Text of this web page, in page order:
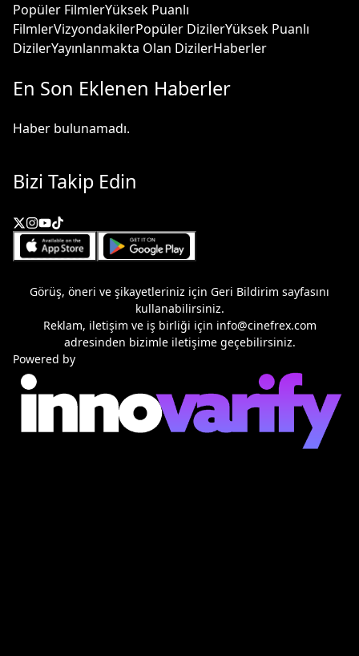
Popüler FilmlerYüksek Puanlı
FilmlerVizyondakilerPopüler DizilerYüksek Puanlı
DizilerYayınlanmakta Olan DizilerHaberler
En Son Eklenen Haberler
Haber bulunamadı.
Bizi Takip Edin
Görüş, öneri ve şikayetleriniz için Geri Bildirim sayfasını
kullanabilirsiniz.
Reklam, iletişim ve iş birliği için info@cinefrex.com
adresinden bizimle iletişime geçebilirsiniz.
Powered by